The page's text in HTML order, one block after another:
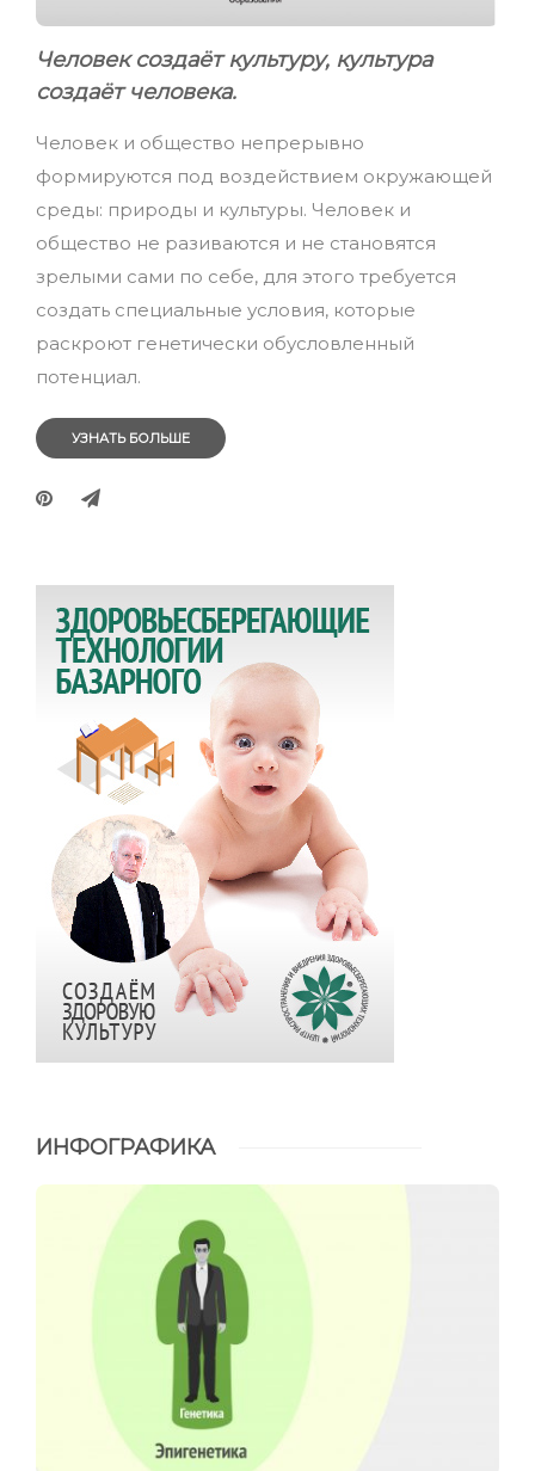
Человек создаёт культуру, культура
создаёт человека.
Человек и общество непрерывно
формируются под воздействием окружающей
среды: природы и культуры. Человек и
общество не разиваются и не становятся
зрелыми сами по себе, для этого требуется
создать специальные условия, которые
раскроют генетически обусловленный
потенциал.
УЗНАТЬ БОЛЬШЕ
ИНФОГРАФИКА